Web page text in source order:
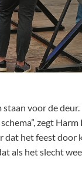
voor de deur.
zegt
het feest door
als het slecht